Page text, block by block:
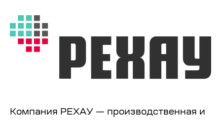
Компания РЕХАУ — производственная и